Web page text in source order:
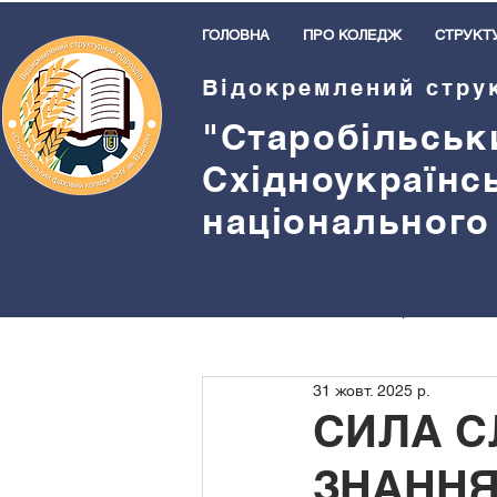
ГОЛОВНА ПРО КОЛЕДЖ
Бібліотека Спорт
Студентське самоврядування
СИЛА
31 жовт. 2025 р.
Відокремлений